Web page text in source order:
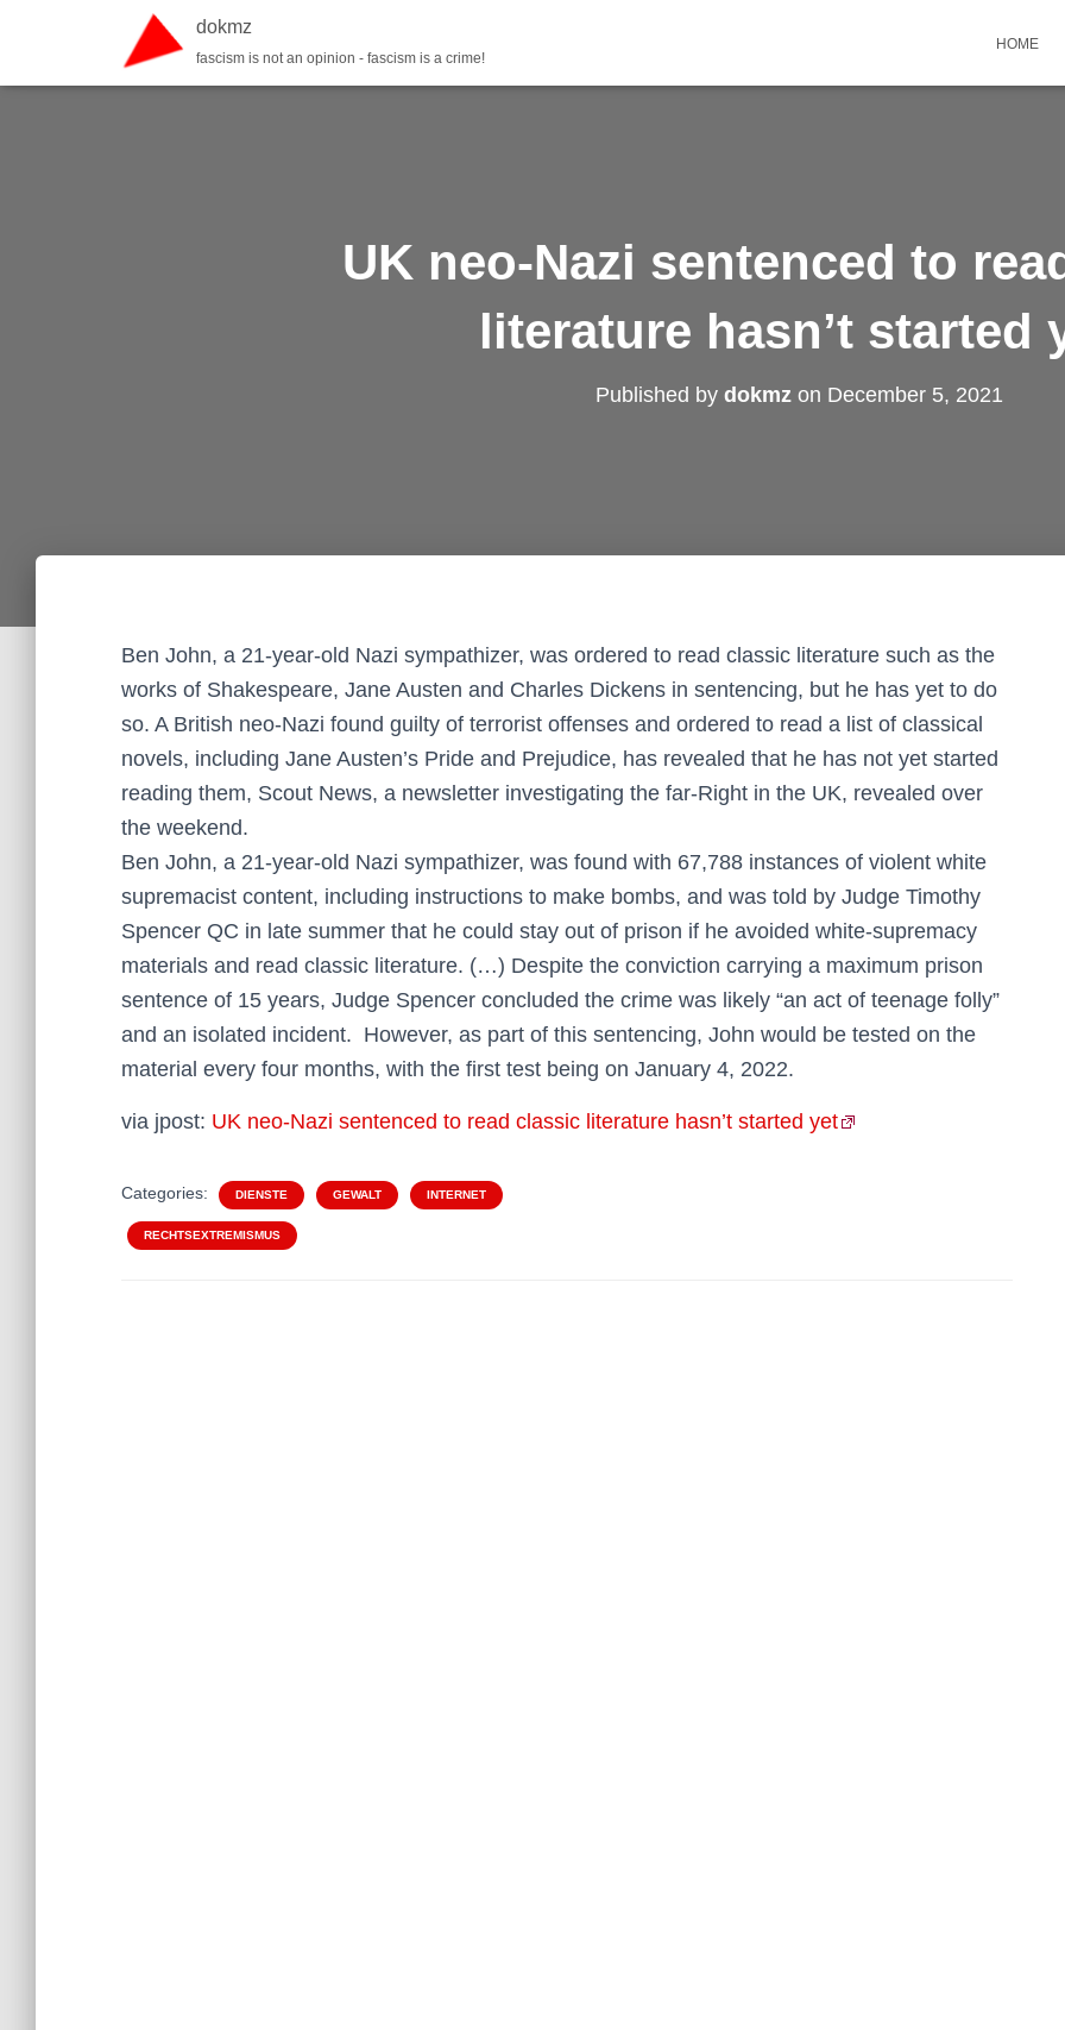
dokmz
fascism is not an opinion - fascism is a crime!
HOME
UK neo-Nazi sentenced to
literature hasn’t started
Published by dokmzon December 5, 2021
Ben John, a 21-year-old Nazi sympathizer, was ordered to read classic literature such as the
works of Shakespeare, Jane Austen and Charles Dickens in sentencing, but he has yet to do
so. A British neo-Nazi found guilty of terrorist offenses and ordered to read a list of classical
novels, including Jane Austen’s Pride and Prejudice, has revealed that he has not yet started
reading them, Scout News, a newsletter investigating the far-Right in the UK, revealed over
the weekend.
Ben John, a 21-year-old Nazi sympathizer, was found with 67,788 instances of violent white
supremacist content, including instructions to make bombs, and was told by Judge Timothy
Spencer QC in late summer that he could stay out of prison if he avoided white-supremacy
materials and read classic literature. (…) Despite the conviction carrying a maximum prison
sentence of 15 years, Judge Spencer concluded the crime was likely “an act of teenage folly”
and an isolated incident. However, as part of this sentencing, John would be tested on the
material every four months, with the first test being on January 4, 2022.
via jpost: UK neo-Nazi sentenced to read classic literature hasn’t started yet
Categories: DIENSTE GEWALT INTERNET
RECHTSEXTREMISMUS